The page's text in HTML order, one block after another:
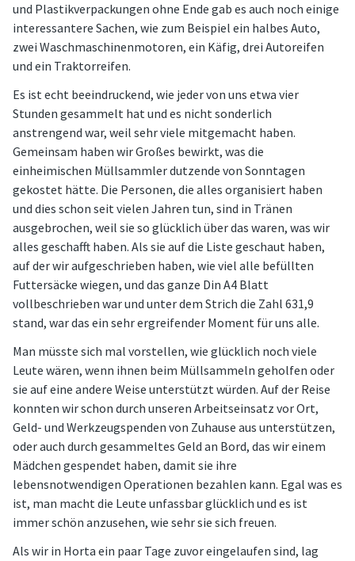
und Plastikverpackungen ohne Ende gab es auch noch einige
interessantere Sachen, wie zum Beispiel ein halbes Auto,
zwei Waschmaschinenmotoren, ein Käfig, drei Autoreifen
und ein Traktorreifen.
Es ist echt beeindruckend, wie jeder von uns etwa vier
Stunden gesammelt hat und es nicht sonderlich
anstrengend war, weil sehr viele mitgemacht haben.
Gemeinsam haben wir Großes bewirkt, was die
einheimischen Müllsammler dutzende von Sonntagen
gekostet hätte. Die Personen, die alles organisiert haben
und dies schon seit vielen Jahren tun, sind in Tränen
ausgebrochen, weil sie so glücklich über das waren, was wir
alles geschafft haben. Als sie auf die Liste geschaut haben,
auf der wir aufgeschrieben haben, wie viel alle befüllten
Futtersäcke wiegen, und das ganze Din A4 Blatt
vollbeschrieben war und unter dem Strich die Zahl 631,9
stand, war das ein sehr ergreifender Moment für uns alle.
Man müsste sich mal vorstellen, wie glücklich noch viele
Leute wären, wenn ihnen beim Müllsammeln geholfen oder
sie auf eine andere Weise unterstützt würden. Auf der Reise
konnten wir schon durch unseren Arbeitseinsatz vor Ort,
Geld- und Werkzeugspenden von Zuhause aus unterstützen,
oder auch durch gesammeltes Geld an Bord, das wir einem
Mädchen gespendet haben, damit sie ihre
lebensnotwendigen Operationen bezahlen kann. Egal was es
ist, man macht die Leute unfassbar glücklich und es ist
immer schön anzusehen, wie sehr sie sich freuen.
Als wir in Horta ein paar Tage zuvor eingelaufen sind, lag